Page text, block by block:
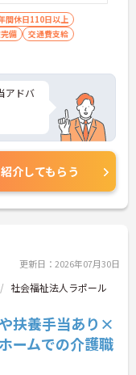
間休日110日以上
備
交通費支給
アドバ
いなが
面も駅
紹介してもらう
更新日：2026年07月30日
社会福祉法人ラポール
扶養手当あり×
ームでの介護職